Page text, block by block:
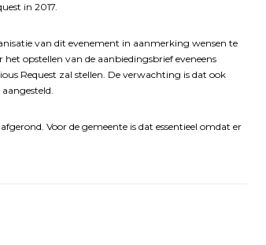
in 2017.
van dit evenement in aanmerking wensen te
opstellen van de aanbiedingsbrief eveneens
Request zal stellen. De verwachting is dat ook
Voor de gemeente is dat essentieel omdat er